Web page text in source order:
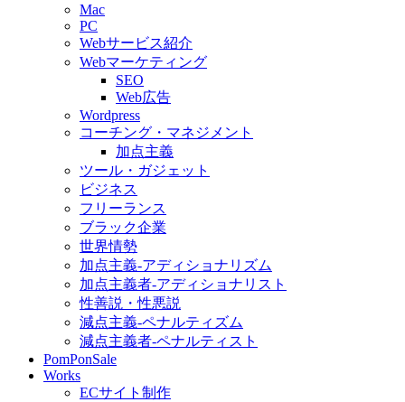
Mac
PC
Webサービス紹介
Webマーケティング
SEO
Web広告
Wordpress
コーチング・マネジメント
加点主義
ツール・ガジェット
ビジネス
フリーランス
ブラック企業
世界情勢
加点主義-アディショナリズム
加点主義者-アディショナリスト
性善説・性悪説
減点主義-ペナルティズム
減点主義者-ペナルティスト
PomPonSale
Works
ECサイト制作